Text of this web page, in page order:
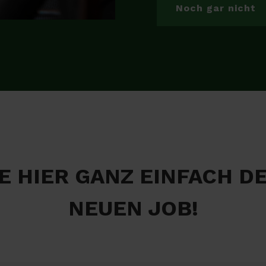
Noch gar nicht
HIER GANZ EINFACH
NEUEN JOB!